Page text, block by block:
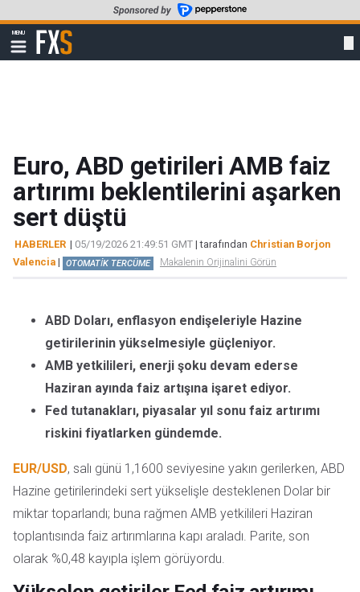
to
main
content
MENU
Show
navigation
FXStreet
Euro, ABD getirileri AMB faiz
artırımı beklentilerini aşarken
sert düştü
HABERLER | 05/19/2026 21:49:51 GMT | tarafından Christian Borjon
Valencia | OTOMATİK TERCÜME Makalenin Orijinalini Görün
ABD Doları, enflasyon endişeleriyle Hazine
getirilerinin yükselmesiyle güçleniyor.
AMB yetkilileri, enerji şoku devam ederse
Haziran ayında faiz artışına işaret ediyor.
Fed tutanakları, piyasalar yıl sonu faiz artırımı
riskini fiyatlarken gündemde.
EUR/USD, salı günü 1,1600 seviyesine yakın gerilerken, ABD
Hazine getirilerindeki sert yükselişle desteklenen Dolar bir
miktar toparlandı; buna rağmen AMB yetkilileri Haziran
toplantısında faiz artırımlarına kapı araladı. Parite, son
olarak %0,48 kayıpla işlem görüyordu.